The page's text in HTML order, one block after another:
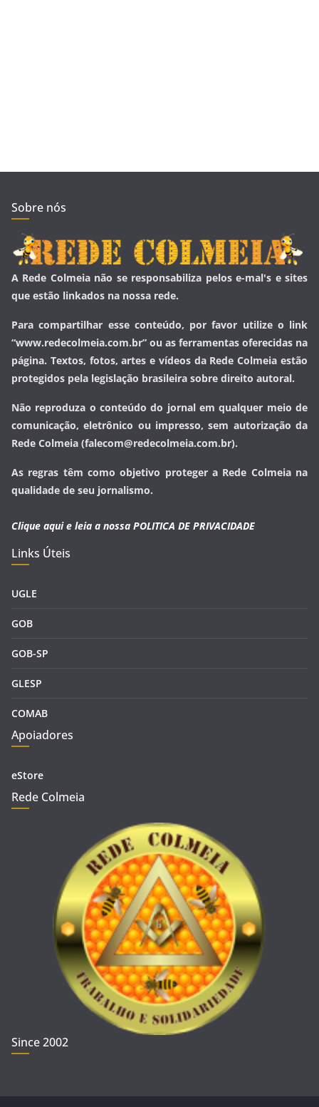
Sobre nós
A Rede Colmeia não se responsabiliza pelos e-mal's e sites
que estão linkados na nossa rede.
Para compartilhar esse conteúdo, por favor utilize o link
“www.redecolmeia.com.br” ou as ferramentas oferecidas na
página. Textos, fotos, artes e vídeos da Rede Colmeia estão
protegidos pela legislação brasileira sobre direito autoral.
Não reproduza o conteúdo do jornal em qualquer meio de
comunicação, eletrônico ou impresso, sem autorização da
Rede Colmeia (falecom@redecolmeia.com.br).
As regras têm como objetivo proteger a Rede Colmeia na
qualidade de seu jornalismo.
Clique aqui e leia a nossa POLITICA DE PRIVACIDADE
Links Úteis
UGLE
GOB
GOB-SP
GLESP
COMAB
Apoiadores
eStore
Rede Colmeia
Since 2002